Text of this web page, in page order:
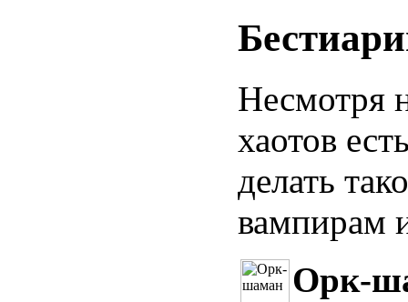
Несмотря
хаотов
делать
вампирам
Орк-